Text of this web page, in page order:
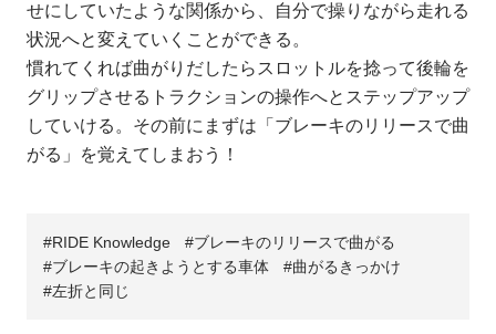
せにしていたような関係から、自分で操りながら走れる
状況へと変えていくことができる。
慣れてくれば曲がりだしたらスロットルを捻って後輪を
グリップさせるトラクションの操作へとステップアップ
していける。その前にまずは「ブレーキのリリースで曲
がる」を覚えてしまおう！
RIDE Knowledge
ブレーキのリリースで曲がる
ブレーキの起きようとする車体
曲がるきっかけ
左折と同じ